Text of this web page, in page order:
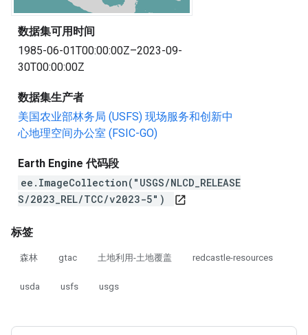
数据集可用时间
1985-06-01T00:00:00Z–2023-09-
30T00:00:00Z
数据集生产者
美国农业部林务局 (USFS) 现场服务和创新中
心地理空间办公室 (FSIC-GO)
Earth Engine 代码段
ee.ImageCollection("USGS/NLCD_RELEASE
S/2023_REL/TCC/v2023-5")
open_in_new
标签
森林 gtac 土地利用-土地覆盖 redcastle-resources
usda usfs usgs